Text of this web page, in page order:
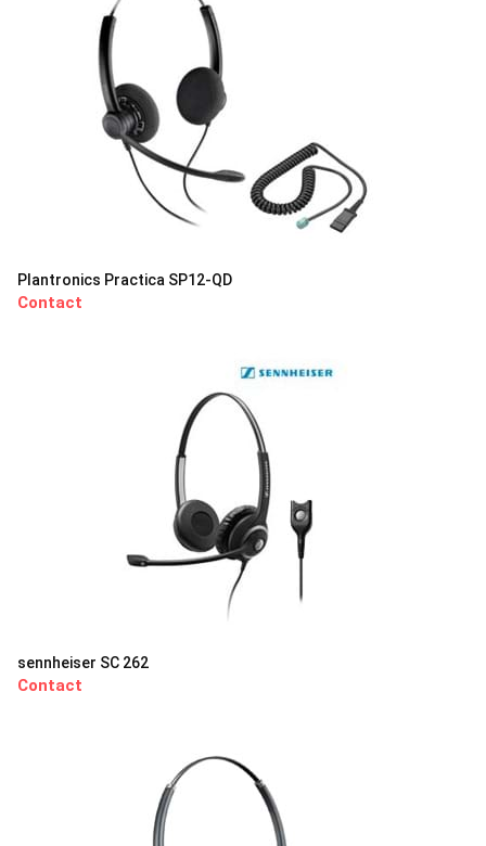
Plantronics Practica SP12-QD
Contact
sennheiser SC 262
Contact